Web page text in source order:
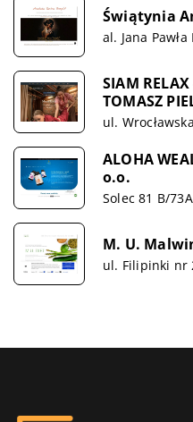
Świątynia
al. Jana
SIAM RELAX
TOMASZ
ul.
ALOHA
o.o.
Solec 81 B/
M. U.
ul. Filipinki nr